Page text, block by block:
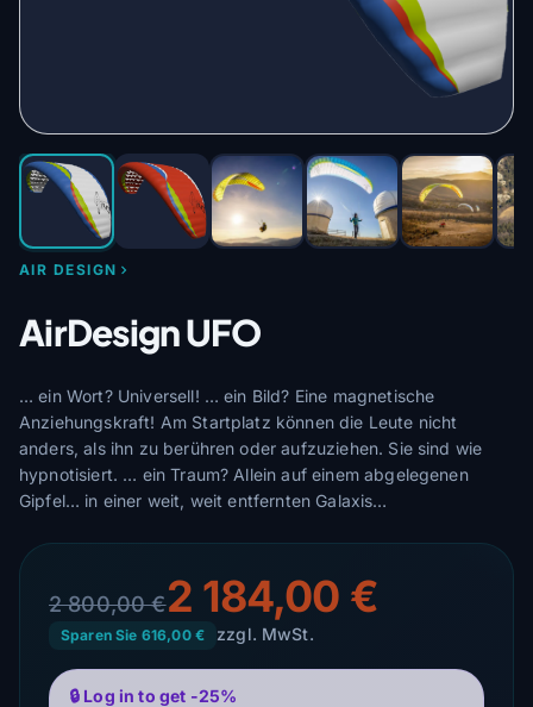
AIR DESIGN
AirDesign UFO
… ein Wort? Universell! … ein Bild? Eine magnetische
Anziehungskraft! Am Startplatz können die Leute nicht
anders, als ihn zu berühren oder aufzuziehen. Sie sind wie
hypnotisiert. … ein Traum? Allein auf einem abgelegenen
Gipfel… in einer weit, weit entfernten Galaxis…
2 800,00 €2 184,00 €
Sparen Sie 616,00 € zzgl. MwSt.
🔒 Log in to get -25%